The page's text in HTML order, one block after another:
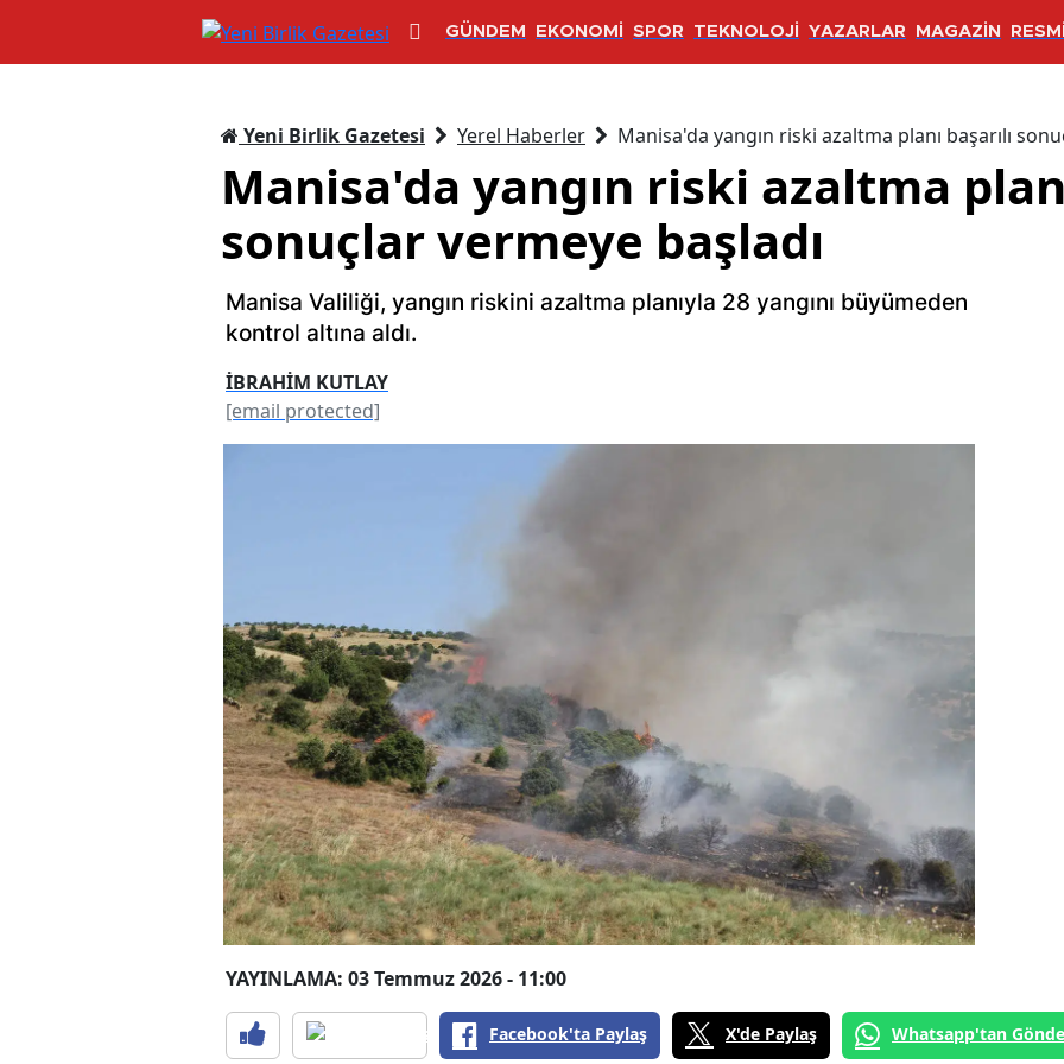
GÜNDEM EKONOMİ SPOR TEKNOLOJİ YAZARLAR MAGAZİN
Yeni Birlik Gazetesi Yerel Haberler Manisa'da yangın riski azaltma planı başarılı
Manisa'da yangın riski azaltma
sonuçlar vermeye başladı
Manisa Valiliği, yangın riskini azaltma planıyla 28 yangını büyümeden
kontrol altına aldı.
İBRAHİM KUTLAY
[email protected]
YAYINLAMA: 03 Temmuz 2026 - 11:00
Facebook'ta Paylaş X'de Paylaş Whatsapp'tan